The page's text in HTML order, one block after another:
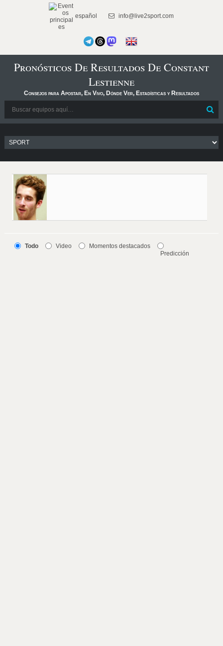
español info@live2sport.com
Pronósticos De Resultados De Constant
Lestienne
Consejos para Apostar, En Vivo, Dónde Ver, Estadísticas y Resultados
Todo Video
Momentos destacados
Predicción